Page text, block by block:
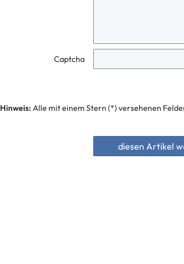
Captcha
Hinweis: Alle mit einem Stern (*) versehenen
diesen Artikel